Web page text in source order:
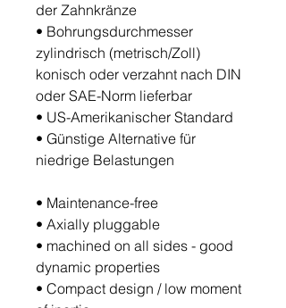
der Zahnkränze
• Bohrungsdurchmesser
zylindrisch (metrisch/Zoll)
konisch oder verzahnt nach DIN
oder SAE-Norm lieferbar
• US-Amerikanischer Standard
• Günstige Alternative für
niedrige Belastungen
• Maintenance-free
• Axially pluggable
• machined on all sides - good
dynamic properties
• Compact design / low moment